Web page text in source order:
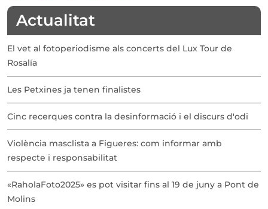
Actualitat
El vet al fotoperiodisme als concerts del Lux Tour de
Rosalía
Les Petxines ja tenen finalistes
Cinc recerques contra la desinformació i el discurs d'odi
Violència masclista a Figueres: com informar amb
respecte i responsabilitat
«RaholaFoto2025» es pot visitar fins al 19 de juny a Pont de
Molins